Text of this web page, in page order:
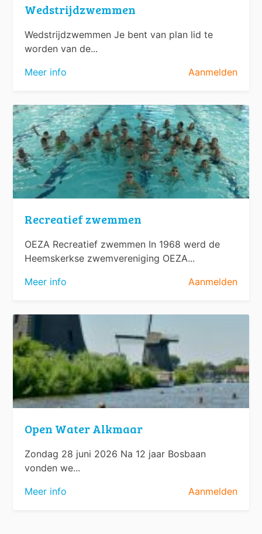
Wedstrijdzwemmen
Wedstrijdzwemmen Je bent van plan lid te
worden van de...
Meer info
Aanmelden
Recreatief zwemmen
OEZA Recreatief zwemmen In 1968 werd de
Heemskerkse zwemvereniging OEZA...
Meer info
Aanmelden
Open Water Alkmaar
Zondag 28 juni 2026 Na 12 jaar Bosbaan
vonden we...
Meer info
Aanmelden